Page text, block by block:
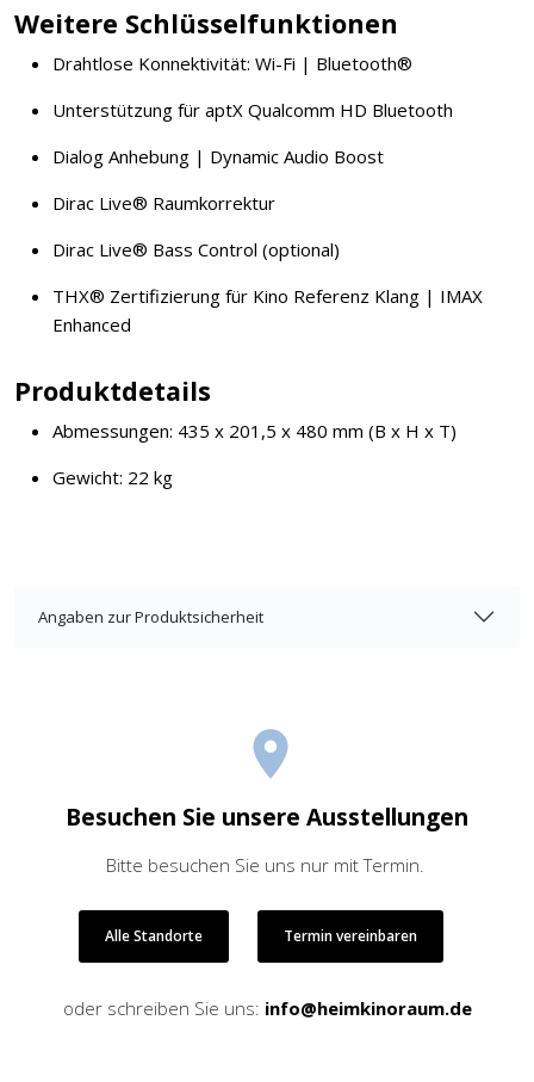
Weitere Schlüsselfunktionen
Drahtlose Konnektivität: Wi-Fi | Bluetooth®
Unterstützung für aptX Qualcomm HD Bluetooth
Dialog Anhebung | Dynamic Audio Boost
Dirac Live® Raumkorrektur
Dirac Live® Bass Control (optional)
THX® Zertifizierung für Kino Referenz Klang | IMAX
Enhanced
Produktdetails
Abmessungen: 435 x 201,5 x 480 mm (B x H x T)
Gewicht: 22 kg
Angaben zur Produktsicherheit
Besuchen Sie unsere Ausstellungen
Bitte besuchen Sie uns nur mit Termin.
Alle Standorte Termin vereinbaren
oder schreiben Sie uns: info@heimkinoraum.de